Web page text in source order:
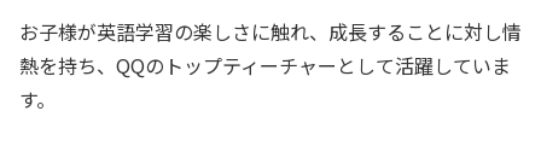
お子様が英語学習の楽しさに触れ、成長することに対し情
熱を持ち、QQのトップティーチャーとして活躍していま
す。